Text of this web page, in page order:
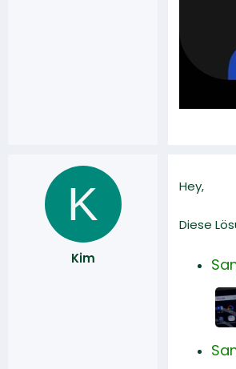
K
Kim
Hey,
Diese